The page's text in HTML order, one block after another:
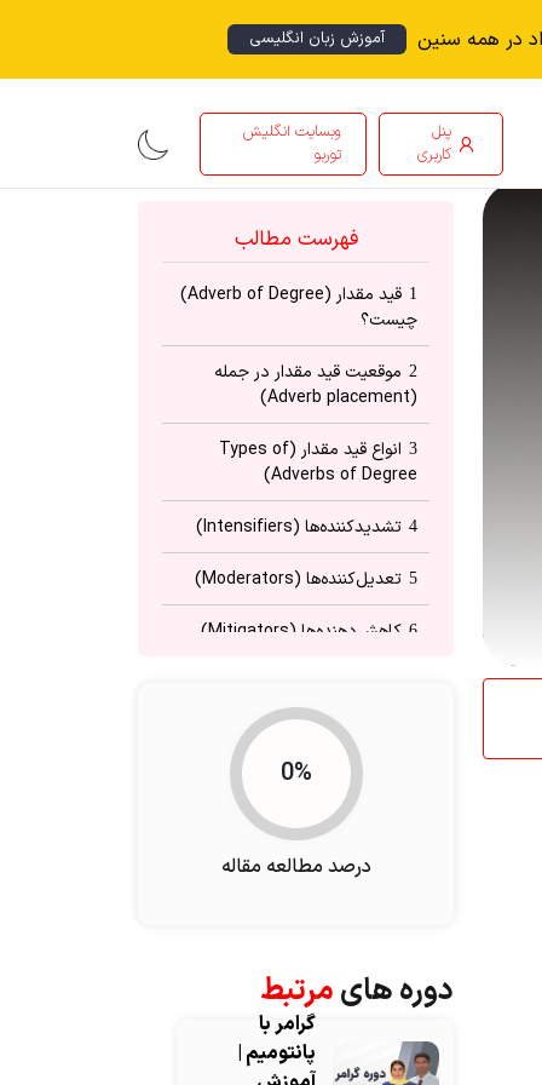
در همه سنین آموزش زبان انگلیسی
پنل
کاربری
وبسایت انگلیش
توربو
فهرست مطالب
1
قید مقدار (Adverb of Degree)
چیست؟
2 موقعیت قید مقدار در جمله
(Adverb placement)
3
انواع قید مقدار (Types of
Adverbs of Degree)
4 تشدیدکننده‌ها (Intensifiers)
5 تعدیل‌کننده‌ها (Moderators)
6 کاهش‌دهنده‌ها (Mitigators)
تفاوت بین ‘Very’ و ‘Too’
اهمیت قید مقدار در زبان
0%
درصد مطالعه مقاله
دوره هایمرتبط
گرامر با
پانتومیم |